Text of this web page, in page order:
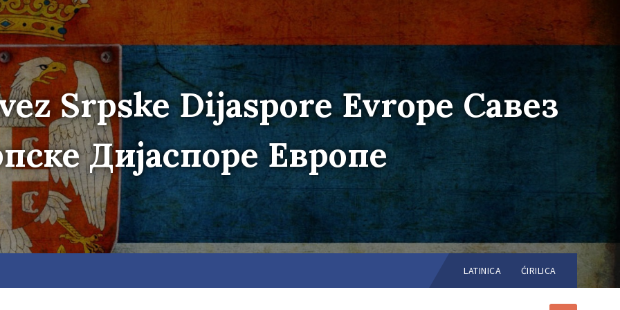
Srpske Dijaspore Evrope Савез
Дијаспоре Европе
Choose
language:
LATINICA ĆIRILICA